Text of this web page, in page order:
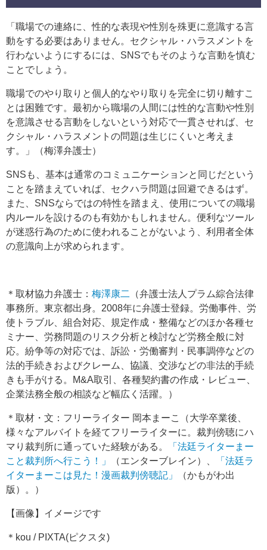
「職場での連絡に、性的な表現や性別を殊更に意識する言
動をする必要はありません。セクシャル・ハラスメントを
行わないようにするには、SNSでもそのような言動を慎む
ことでしょう。
職場でのやり取りと個人的なやり取りを完全に切り離すこ
とは困難です。最初から職場の人間には性的な言動や性別
を意識させる言動をしないという対応で一貫させれば、セ
クシャル・ハラスメントの問題は生じにくいと考えま
す。」（梅澤弁護士）
SNSも、基本は通常のコミュニケーションと同じだという
ことを踏まえていれば、セクハラ問題は回避できるはず。
また、SNSならではの特性を踏まえ、使用についての職場
内ルールを設けるのも有効かもしれません。便利なツール
が迷惑行為のために使われることがないよう、利用者全体
の意識向上が求められます。
＊取材協力弁護士： 梅澤康二
（弁護士法人プラム綜合法律
事務所。東京都出身。2008年に弁護士登録。労働事件、労
使トラブル、組合対応、規定作成・整備などのほか各種セ
ミナー、労務問題のリスク分析と検討など労務全般に対
応。紛争等の対応では、訴訟・労働審判・民事調停などの
法的手続きおよびクレーム、協議、交渉などの非法的手続
きも手がける。M&A取引、各種契約書の作成・レビュー、
企業法務全般の相談など幅広く活躍。）
＊取材・文：フリーライター 岡本まーこ（大学卒業後、
様々なアルバイトを経てフリーライターに。裁判傍聴にハ
マり裁判所に通っていた経験がある。
「法廷ライターまー
こと裁判所へ行こう！」
（エンターブレイン）、
「法廷ラ
イターまーこは見た！漫画裁判傍聴記」
（かもがわ出
版）。）
【画像】イメージです
＊kou / PIXTA(ピクスタ)